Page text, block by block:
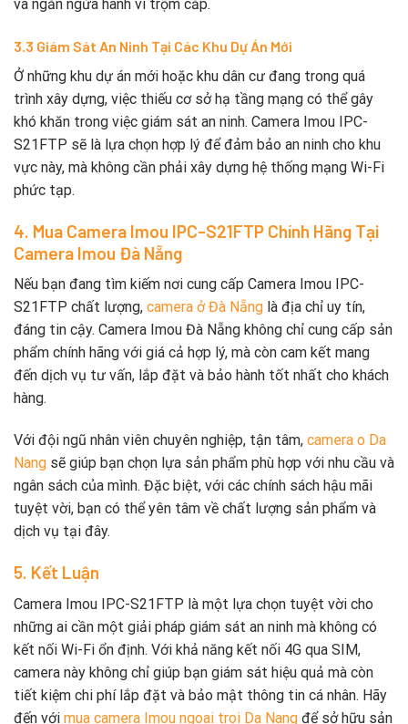
và ngăn ngừa hành vi trộm cắp.
3.3 Giám Sát An Ninh Tại Các Khu Dự Án Mới
Ở những khu dự án mới hoặc khu dân cư đang trong quá
trình xây dựng, việc thiếu cơ sở hạ tầng mạng có thể gây
khó khăn trong việc giám sát an ninh. Camera Imou IPC-
S21FTP sẽ là lựa chọn hợp lý để đảm bảo an ninh cho khu
vực này, mà không cần phải xây dựng hệ thống mạng Wi-Fi
phức tạp.
4. Mua Camera Imou IPC-S21FTP Chính Hãng Tại
Camera Imou Đà Nẵng
Nếu bạn đang tìm kiếm nơi cung cấp Camera Imou IPC-
S21FTP chất lượng, camera ở Đà Nẵng là địa chỉ uy tín,
đáng tin cậy. Camera Imou Đà Nẵng không chỉ cung cấp sản
phẩm chính hãng với giá cả hợp lý, mà còn cam kết mang
đến dịch vụ tư vấn, lắp đặt và bảo hành tốt nhất cho khách
hàng.
Với đội ngũ nhân viên chuyên nghiệp, tận tâm, camera o Da
Nang sẽ giúp bạn chọn lựa sản phẩm phù hợp với nhu cầu và
ngân sách của mình. Đặc biệt, với các chính sách hậu mãi
tuyệt vời, bạn có thể yên tâm về chất lượng sản phẩm và
dịch vụ tại đây.
5. Kết Luận
Camera Imou IPC-S21FTP là một lựa chọn tuyệt vời cho
những ai cần một giải pháp giám sát an ninh mà không có
kết nối Wi-Fi ổn định. Với khả năng kết nối 4G qua SIM,
camera này không chỉ giúp bạn giám sát hiệu quả mà còn
tiết kiệm chi phí lắp đặt và bảo mật thông tin cá nhân. Hãy
đến với mua camera Imou ngoai troi Da Nang để sở hữu sản